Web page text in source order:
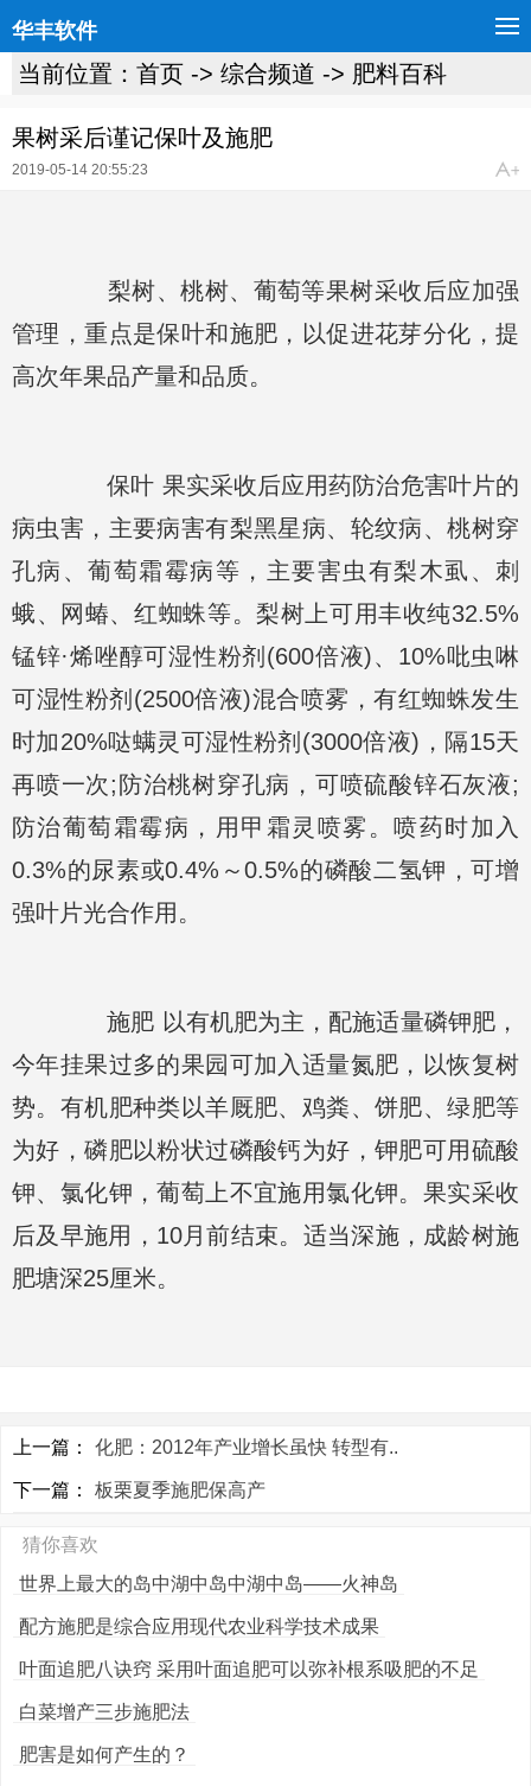
华丰软件
当前位置： 首页 -> 综合频道 -> 肥料百科
果树采后谨记保叶及施肥
2019-05-14 20:55:23
梨树、桃树、葡萄等果树采收后应加强
管理，重点是保叶和施肥，以促进花芽分化，提
高次年果品产量和品质。
保叶 果实采收后应用药防治危害叶片的
病虫害，主要病害有梨黑星病、轮纹病、桃树穿
孔病、葡萄霜霉病等，主要害虫有梨木虱、刺
蛾、网蝽、红蜘蛛等。梨树上可用丰收纯32.5%
锰锌·烯唑醇可湿性粉剂(600倍液)、10%吡虫啉
可湿性粉剂(2500倍液)混合喷雾，有红蜘蛛发生
时加20%哒螨灵可湿性粉剂(3000倍液)，隔15天
再喷一次;防治桃树穿孔病，可喷硫酸锌石灰液;
防治葡萄霜霉病，用甲霜灵喷雾。喷药时加入
0.3%的尿素或0.4%～0.5%的磷酸二氢钾，可增
强叶片光合作用。
施肥 以有机肥为主，配施适量磷钾肥，
今年挂果过多的果园可加入适量氮肥，以恢复树
势。有机肥种类以羊厩肥、鸡粪、饼肥、绿肥等
为好，磷肥以粉状过磷酸钙为好，钾肥可用硫酸
钾、氯化钾，葡萄上不宜施用氯化钾。果实采收
后及早施用，10月前结束。适当深施，成龄树施
肥塘深25厘米。
上一篇： 化肥：2012年产业增长虽快 转型有..
下一篇： 板栗夏季施肥保高产
猜你喜欢
世界上最大的岛中湖中岛中湖中岛——火神岛
配方施肥是综合应用现代农业科学技术成果
叶面追肥八诀窍 采用叶面追肥可以弥补根系吸肥的不足
白菜增产三步施肥法
肥害是如何产生的？